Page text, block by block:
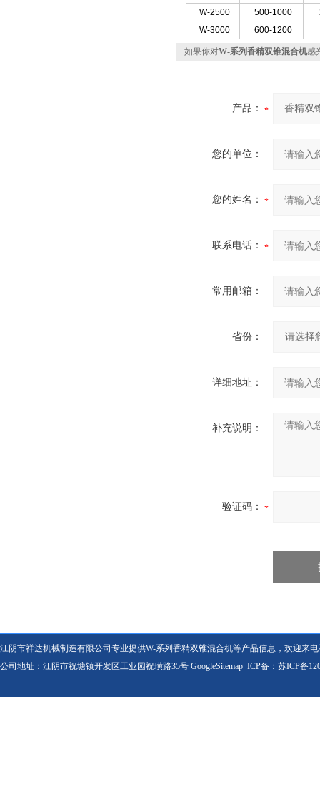
W-2500
500-1000
W-3000
600-1200
如果你对W-系列香精双锥混合机感
产品：
您的单位：
您的姓名：
联系电话：
常用邮箱：
省份：
详细地址：
补充说明：
验证码：
江阴市祥达机械制造有限公司专业提供W-系列香精双锥混合机等产品信息，欢迎来
公司地址：江阴市祝塘镇开发区工业园祝璜路35号 GoogleSitemap ICP备： 苏ICP备